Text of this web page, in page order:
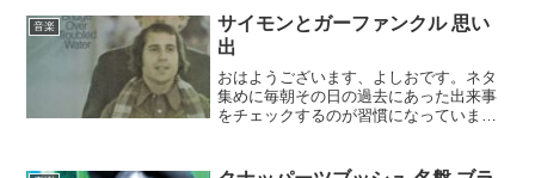
と返す...
音楽
サイモンとガーファンクル 思い
出
おはようございます、よしおです。ネタ
集めに毎朝その日の過去にあった出来事
をチェックするのが習慣になっていま
歳。お元気なのでしょうか？中学から高